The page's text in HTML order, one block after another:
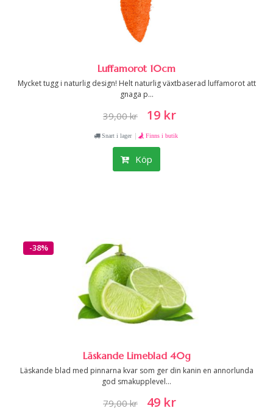
Luffamorot 10cm
Mycket tugg i naturlig design! Helt naturlig växtbaserad luffamorot att
gnaga p...
39,00 kr 19 kr
Snart i lager | Finns i butik
Köp
-38%
Läskande Limeblad 40g
Läskande blad med pinnarna kvar som ger din kanin en annorlunda
god smakupplevel...
79,00 kr 49 kr